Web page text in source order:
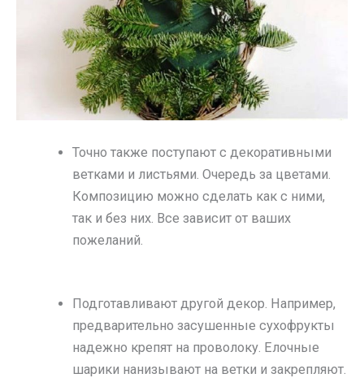
Точно также поступают с декоративными
ветками и листьями. Очередь за цветами.
Композицию можно сделать как с ними,
так и без них. Все зависит от ваших
пожеланий.
Подготавливают другой декор. Например,
предварительно засушенные сухофрукты
надежно крепят на проволоку. Елочные
шарики нанизывают на ветки и закрепляют.